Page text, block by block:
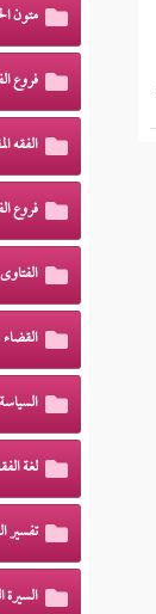
متون
فروع
الفقه
فروع
الفتاوى
القضاء
لغة
تفسير
السيرة